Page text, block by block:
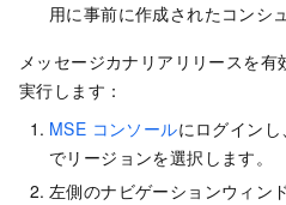
用に事前に作成されたコンシ
メッセージカナリアリリースを
実行します：
MSE コンソールにログイン
でリージョンを選択します。
左側のナビゲーションウィンド